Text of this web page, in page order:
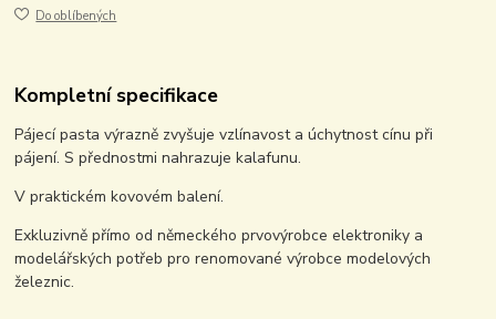
Do oblíbených
Kompletní specifikace
Pájecí pasta výrazně zvyšuje vzlínavost a úchytnost cínu při
pájení. S přednostmi nahrazuje kalafunu.
V praktickém kovovém balení.
Exkluzivně přímo od německého prvovýrobce elektroniky a
modelářských potřeb pro renomované výrobce modelových
železnic.